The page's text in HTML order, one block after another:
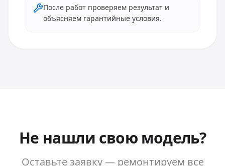
После работ проверяем результат и
объясняем гарантийные условия.
Не нашли свою модель?
Оставьте заявку — ремонтируем все